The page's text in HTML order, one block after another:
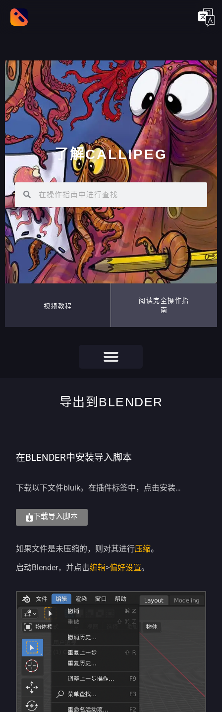
了解CALLIPEG
视频教程
阅读完全操作指
南
导出到BLENDER
在BLENDER中安装导入脚本
下载以下文件bluik。在插件标签中，点击安装…
下载导入脚本
如果文件是未压缩的，则对其进行压缩。
启动Blender，并点击编辑>偏好设置。